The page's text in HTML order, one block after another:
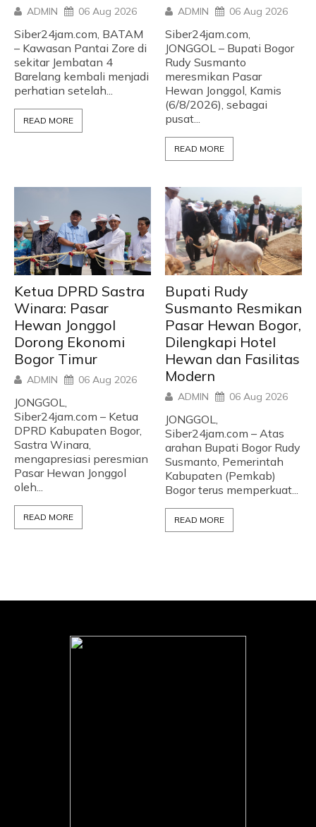
ADMIN 06 Aug 2026
Siber24jam.com, BATAM
– Kawasan Pantai Zore di
sekitar Jembatan 4
Barelang kembali menjadi
perhatian setelah...
READ MORE
ADMIN 06 Aug 2026
Siber24jam.com,
JONGGOL – Bupati Bogor
Rudy Susmanto
meresmikan Pasar
Hewan Jonggol, Kamis
(6/8/2026), sebagai
pusat...
READ MORE
Ketua DPRD Sastra
Winara: Pasar
Hewan Jonggol
Dorong Ekonomi
Bogor Timur
ADMIN 06 Aug 2026
JONGGOL,
Siber24jam.com – Ketua
DPRD Kabupaten Bogor,
Sastra Winara,
mengapresiasi peresmian
Pasar Hewan Jonggol
oleh...
READ MORE
Bupati Rudy
Susmanto Resmikan
Pasar Hewan Bogor,
Dilengkapi Hotel
Hewan dan Fasilitas
Modern
ADMIN 06 Aug 2026
JONGGOL,
Siber24jam.com – Atas
arahan Bupati Bogor Rudy
Susmanto, Pemerintah
Kabupaten (Pemkab)
Bogor terus memperkuat...
READ MORE